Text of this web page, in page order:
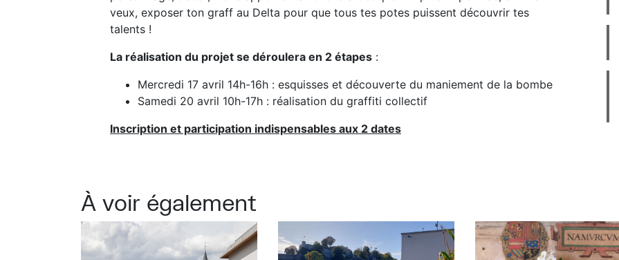
veux, exposer ton graff au Delta pour que tous tes potes puissent découvrir tes
talents !
La réalisation du projet se déroulera en 2 étapes :
Mercredi 17 avril 14h-16h : esquisses et découverte du maniement de la bombe
Samedi 20 avril 10h-17h : réalisation du graffiti collectif
Inscription et participation indispensables aux 2 dates
À voir également